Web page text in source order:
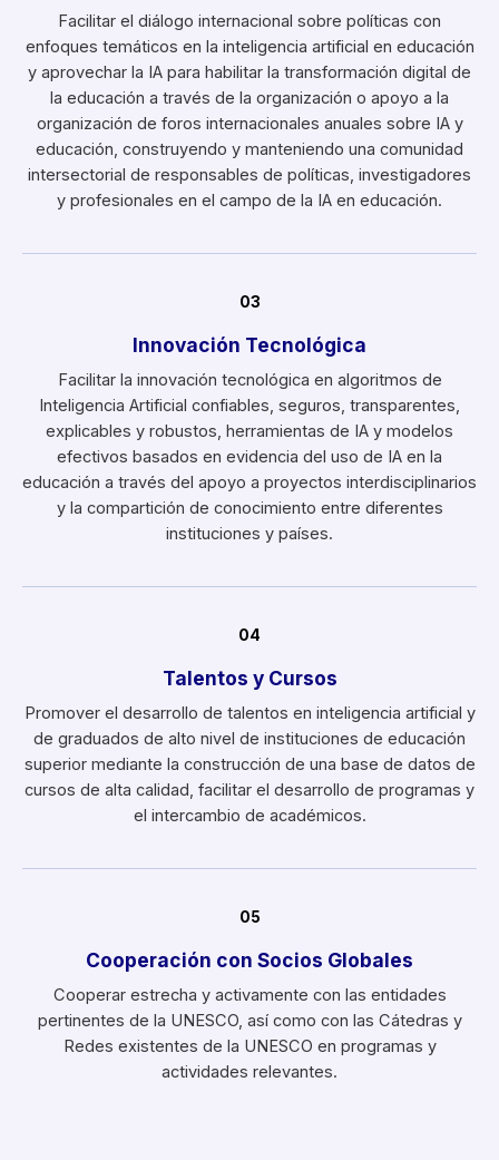
Facilitar el diálogo internacional sobre políticas con
enfoques temáticos en la inteligencia artificial en educación
y aprovechar la IA para habilitar la transformación digital de
la educación a través de la organización o apoyo a la
organización de foros internacionales anuales sobre IA y
educación, construyendo y manteniendo una comunidad
intersectorial de responsables de políticas, investigadores
y profesionales en el campo de la IA en educación.
03
Innovación Tecnológica
Facilitar la innovación tecnológica en algoritmos de
Inteligencia Artificial confiables, seguros, transparentes,
explicables y robustos, herramientas de IA y modelos
efectivos basados en evidencia del uso de IA en la
educación a través del apoyo a proyectos interdisciplinarios
y la compartición de conocimiento entre diferentes
instituciones y países.
04
Talentos y Cursos
Promover el desarrollo de talentos en inteligencia artificial y
de graduados de alto nivel de instituciones de educación
superior mediante la construcción de una base de datos de
cursos de alta calidad, facilitar el desarrollo de programas y
el intercambio de académicos.
05
Cooperación con Socios Globales
Cooperar estrecha y activamente con las entidades
pertinentes de la UNESCO, así como con las Cátedras y
Redes existentes de la UNESCO en programas y
actividades relevantes.